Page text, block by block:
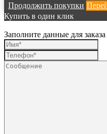
Продолжить покупки
Купить в один клик
Заполните данные для заказа